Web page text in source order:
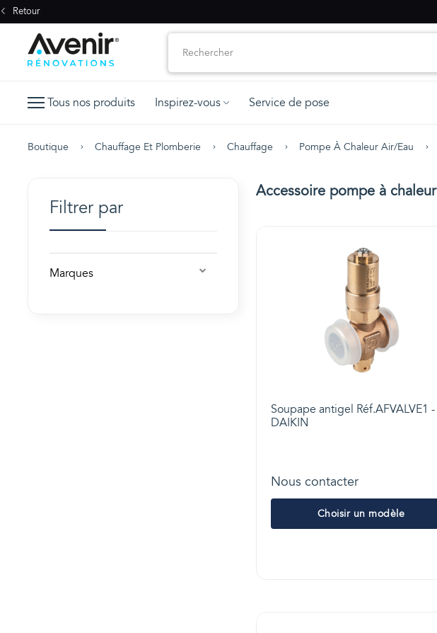
Retour
Tous nos produits Inspirez-vous Service de pose
Boutique Chauffage Et Plomberie Chauffage Pompe À Chaleur Air/eau
Filtrer par
Marques
Accessoire pompe à chaleur
Soupape antigel Réf.AFVALVE1 -
DAIKIN
Nous contacter
Choisir un modèle